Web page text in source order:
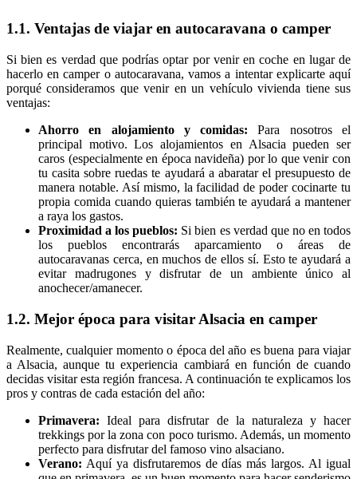
1.1. Ventajas de viajar en autocaravana o camper
Si bien es verdad que podrías optar por venir en coche en lugar de
hacerlo en camper o autocaravana, vamos a intentar explicarte aquí
porqué consideramos que venir en un vehículo vivienda tiene sus
ventajas:
Ahorro en alojamiento y comidas: Para nosotros el
principal motivo. Los alojamientos en Alsacia pueden ser
caros (especialmente en época navideña) por lo que venir con
tu casita sobre ruedas te ayudará a abaratar el presupuesto de
manera notable. Así mismo, la facilidad de poder cocinarte tu
propia comida cuando quieras también te ayudará a mantener
a raya los gastos.
Proximidad a los pueblos: Si bien es verdad que no en todos
los pueblos encontrarás aparcamiento o áreas de
autocaravanas cerca, en muchos de ellos sí. Esto te ayudará a
evitar madrugones y disfrutar de un ambiente único al
anochecer/amanecer.
1.2. Mejor época para visitar Alsacia en camper
Realmente, cualquier momento o época del año es buena para viajar
a Alsacia, aunque tu experiencia cambiará en función de cuando
decidas visitar esta región francesa. A continuación te explicamos los
pros y contras de cada estación del año:
Primavera:Ideal para disfrutar de la naturaleza y hacer
trekkings por la zona con poco turismo. Además, un momento
perfecto para disfrutar del famoso vino alsaciano.
Verano: Aquí ya disfrutaremos de días más largos. Al igual